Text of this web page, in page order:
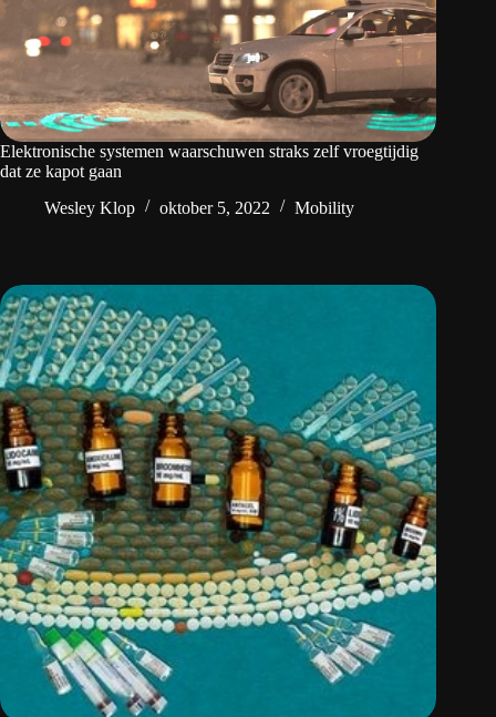
Elektronische systemen waarschuwen straks zelf vroegtijdig
dat ze kapot gaan
Wesley Klop
oktober 5, 2022 Mobility